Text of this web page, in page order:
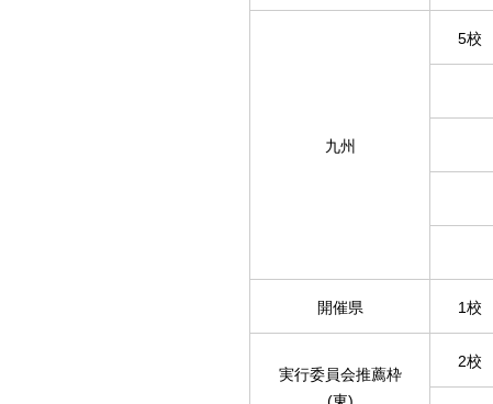
九州
5校
開催県 1校
実行委員会推薦枠
(東)
2校